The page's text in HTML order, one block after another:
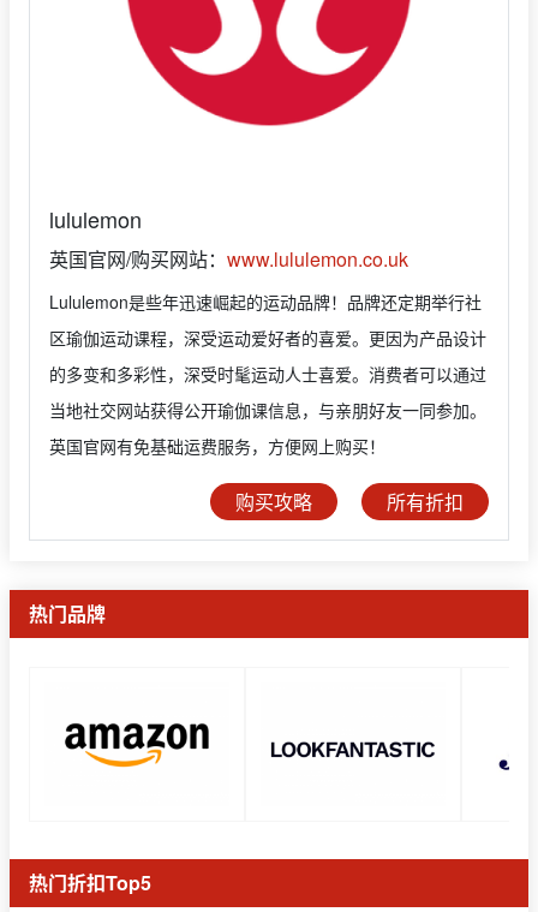
lululemon
英国官网/购买网站： www.lululemon.co.uk
Lululemon是些年迅速崛起的运动品牌！品牌还定期举行社
区瑜伽运动课程，深受运动爱好者的喜爱。更因为产品设计
的多变和多彩性，深受时髦运动人士喜爱。消费者可以通过
当地社交网站获得公开瑜伽课信息，与亲朋好友一同参加。
英国官网有免基础运费服务，方便网上购买！
购买攻略 所有折扣
热门品牌
热门折扣Top5